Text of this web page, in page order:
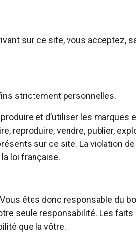
sur ce site, vous acceptez,
strictement personnelles.
et d’utiliser les marques
reproduire, vendre, publier,
sur ce site. La violation
loi française.
êtes donc responsable du
seule responsabilité. Les
que la vôtre.